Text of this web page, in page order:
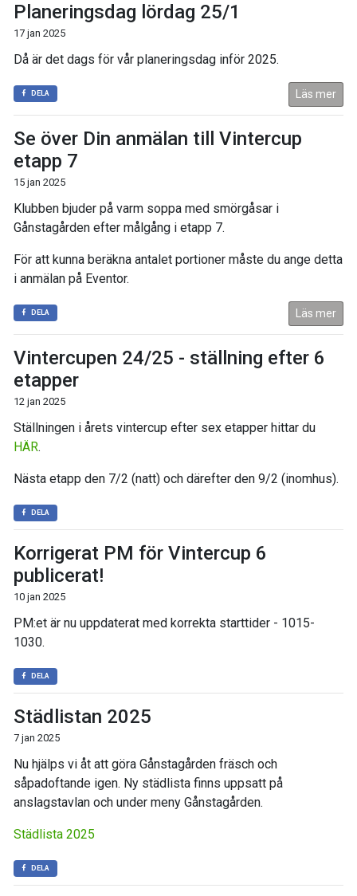
Planeringsdag lördag 25/1
17 jan 2025
Då är det dags för vår planeringsdag inför 2025.
DELA Läs mer
Se över Din anmälan till Vintercup
etapp 7
15 jan 2025
Klubben bjuder på varm soppa med smörgåsar i
Gånstagården efter målgång i etapp 7.
För att kunna beräkna antalet portioner måste du ange detta
i anmälan på Eventor.
DELA Läs mer
Vintercupen 24/25 - ställning efter 6
etapper
12 jan 2025
Ställningen i årets vintercup efter sex etapper hittar du
HÄR.
Nästa etapp den 7/2 (natt) och därefter den 9/2 (inomhus).
DELA
Korrigerat PM för Vintercup 6
publicerat!
10 jan 2025
PM:et är nu uppdaterat med korrekta starttider - 1015-
1030.
DELA
Städlistan 2025
7 jan 2025
Nu hjälps vi åt att göra Gånstagården fräsch och
såpadoftande igen. Ny städlista finns uppsatt på
anslagstavlan och under meny Gånstagården.
Städlista 2025
DELA